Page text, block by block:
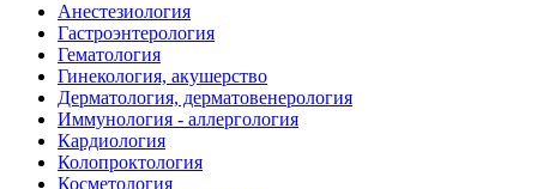
Анестезиология
Гастроэнтерология
Гематология
Гинекология, акушерство
Дерматология, дерматовенерология
Иммунология - аллергология
Кардиология
Колопроктология
Косметология